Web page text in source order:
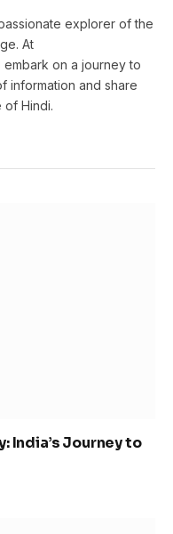
explorer of the
At
on a journey to
information and share
of Hindi.
India’s Journey to